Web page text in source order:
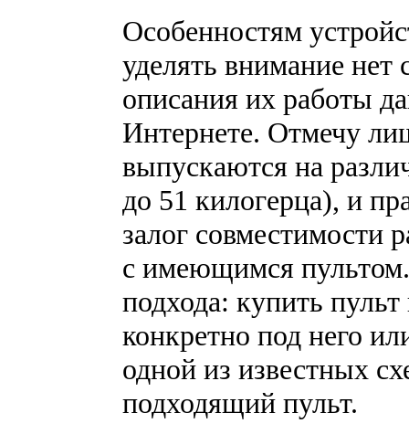
Особенностям
уделять внимание
описания их работы
Интернете. Отмечу
выпускаются на
до 51 килогерца), и
залог совместимости
с имеющимся
подхода: купить
конкретно под него
одной из известных
подходящий пульт.